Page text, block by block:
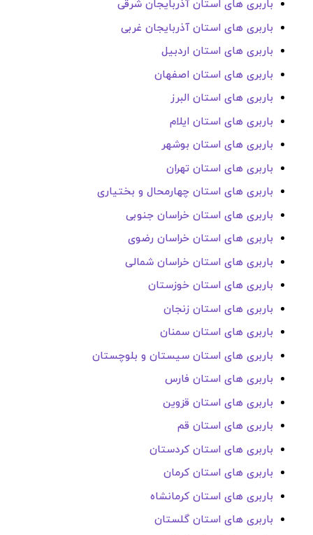
باربری های استان آذربایجان شرقی
باربری های استان آذربایجان غربی
باربری های استان اردبیل
باربری های استان اصفهان
باربری های استان البرز
باربری های استان ایلام
باربری های استان بوشهر
باربری های استان تهران
باربری های استان چهارمحال و بختیاری
باربری های استان خراسان جنوبی
باربری های استان خراسان رضوی
باربری های استان خراسان شمالی
باربری های استان خوزستان
باربری های استان زنجان
باربری های استان سمنان
باربری های استان سیستان و بلوچستان
باربری های استان فارس
باربری های استان قزوین
باربری های استان قم
باربری های استان کردستان
باربری های استان کرمان
باربری های استان کرمانشاه
باربری های استان گلستان